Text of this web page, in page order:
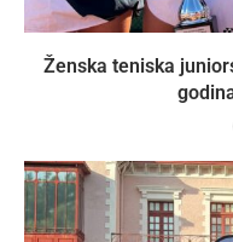
Ženska teniska